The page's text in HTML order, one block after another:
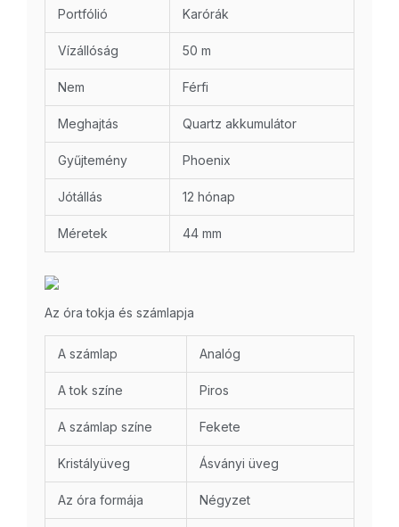
Portfólió Karórák
Vízállóság 50 m
Nem Férfi
Meghajtás Quartz akkumulátor
Gyűjtemény Phoenix
Jótállás 12 hónap
Méretek 44 mm
Az óra tokja és számlapja
A számlap Analóg
A tok színe Piros
A számlap színe Fekete
Kristályüveg Ásványi üveg
Az óra formája Négyzet